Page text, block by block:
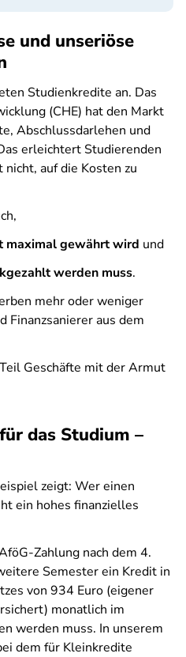
und unseriöse
Studienkredite an. Das
(CHE) hat den Markt
Abschlussdarlehen und
erleichtert Studierenden
auf die Kosten zu
maximal gewährt wird und
werden muss.
mehr oder weniger
aus dem
Geschäfte mit der Armut
das Studium –
zeigt: Wer einen
ein hohes finanzielles
Zahlung nach dem 4.
Semester ein Kredit in
von 934 Euro (eigener
monatlich im
werden muss. In unserem
dem für Kleinkredite